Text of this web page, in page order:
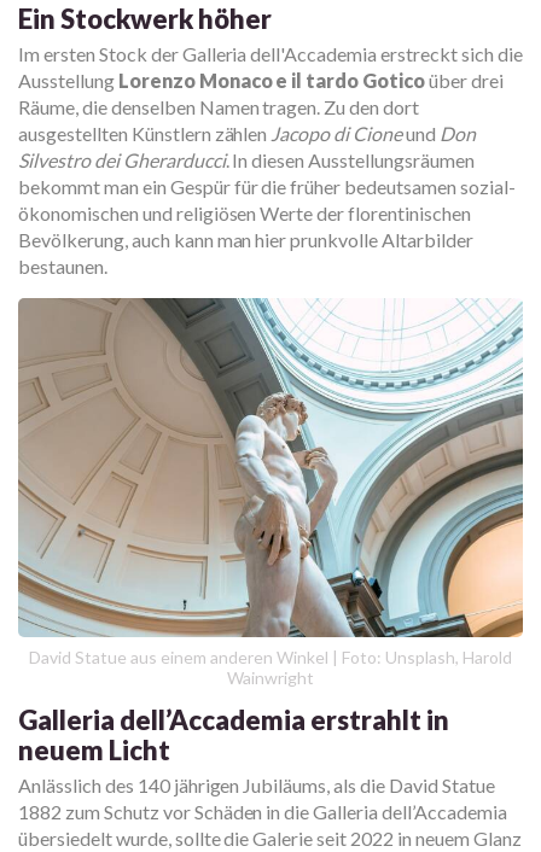
Ein Stockwerk höher
Im ersten Stock der Galleria dell'Accademia erstreckt sich die
Ausstellung Lorenzo Monaco e il tardo Goticoüber drei
Räume, die denselben Namen tragen. Zu den dort
ausgestellten Künstlern zählen Jacopo di Cioneund Don
Silvestro dei Gherarducci. In diesen Ausstellungsräumen
bekommt man ein Gespür für die früher bedeutsamen sozial-
ökonomischen und religiösen Werte der florentinischen
Bevölkerung, auch kann man hier prunkvolle Altarbilder
bestaunen.
David Statue aus einem anderen Winkel | Foto: Unsplash, Harold
Wainwright
Galleria dell’Accademia erstrahlt in
neuem Licht
Anlässlich des 140 jährigen Jubiläums, als die David Statue
1882 zum Schutz vor Schäden in die Galleria dell’Accademia
übersiedelt wurde, sollte die Galerie seit 2022 in neuem Glanz